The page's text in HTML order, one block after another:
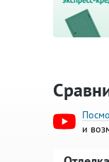
и